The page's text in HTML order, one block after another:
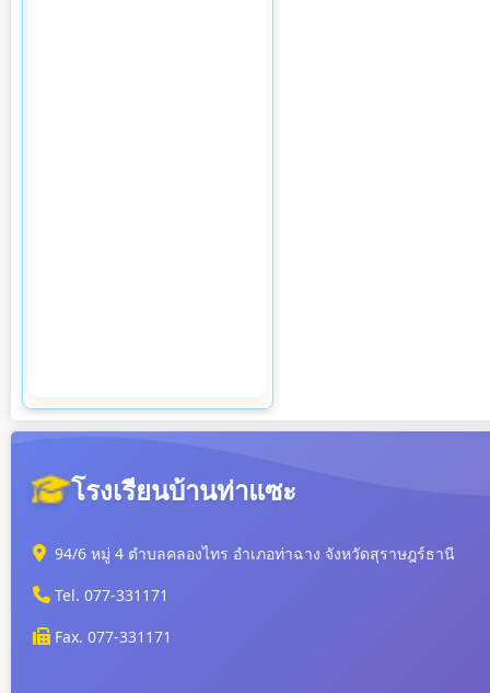
โรงเรียนบ้านท่าแซะ
94/6 หมู่ 4 ตำบลคลองไทร อำเภอท่าฉาง จังหวัดสุราษฎร์ธานี
Tel. 077-331171
Fax. 077-331171